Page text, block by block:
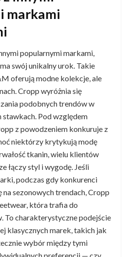
markami
popularnymi markami,
swój unikalny urok. Takie
oferują modne kolekcje, ale
Cropp wyróżnia się
podobnych trendów w
Pod względem
z powodzeniem konkuruje z
niektórzy krytykują modę
tkanin, wielu klientów
łączy styl i wygodę. Jeśli
podczas gdy konkurenci
sezonowych trendach, Cropp
która trafia do
To charakterystyczne podejście
klasycznych marek, takich jak
wybór między tymi